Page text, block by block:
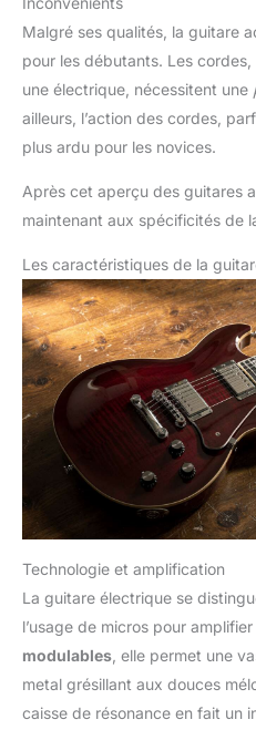
Malgré ses qualités, la guitare
pour les débutants. Les
une électrique, nécessitent une
ailleurs, l’action des cordes,
plus ardu pour les novices.
Après cet aperçu des guitares
maintenant aux spécificités de
Les caractéristiques de la
Technologie et amplification
La guitare électrique se
l’usage de micros pour
modulables , elle permet une
metal grésillant aux douces
caisse de résonance en fait un